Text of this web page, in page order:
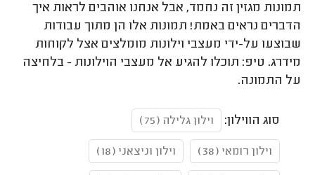
תמונות מגזין זה נחמד, אבל אנחנו אוהבים לראות איך
הדברים נראים באמת! תמונות אלו הן מתוך עבודות
שבוצעו על-ידי מעצבי וילונות מומלצים אצל לקוחות
מידרג. טיפ: תוכלו להגיע אל מעצבי הוילונות - בלחיצה
על התמונה.
סוג הווילון: וילון גלילה (75)
וילון רומאי (38) וילון וניצאני (18)